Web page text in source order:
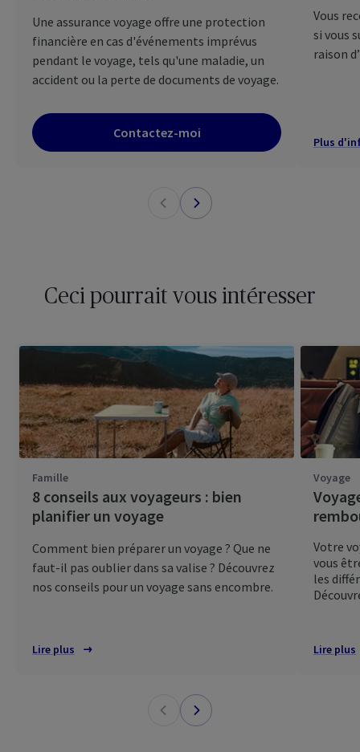
Une assurance voyage offre une protection
financière en cas d'événements imprévus
pendant le voyage, tels qu'une maladie, un
accident ou la perte de documents de voyage.
Contactez-moi
Vous
si vous
raison
Plus
Ceci pourrait vous intéresser
Famille
8 conseils aux voyageurs : bien
planifier un voyage
Comment bien préparer un voyage ? Que ne
faut-il pas oublier dans sa valise ? Découvrez
nos conseils pour un voyage sans encombre.
Lire plus
Voyage
Votre
vous
les
Lire plus